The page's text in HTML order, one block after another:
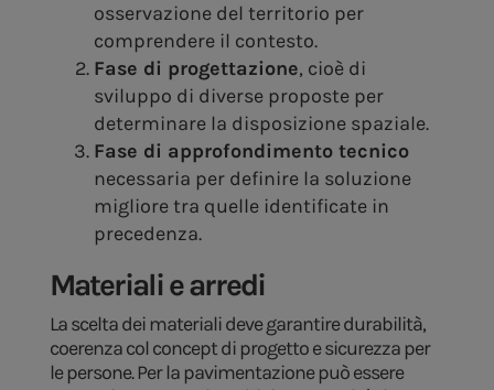
osservazione del territorio per
comprendere il contesto.
Fase di progettazione, cioè di
sviluppo di diverse proposte per
determinare la disposizione spaziale.
Fase di approfondimento tecnico
necessaria per definire la soluzione
migliore tra quelle identificate in
precedenza.
Materiali e arredi
La scelta dei materiali deve garantire durabilità,
coerenza col concept di progetto e sicurezza per
le persone. Per la pavimentazione può essere